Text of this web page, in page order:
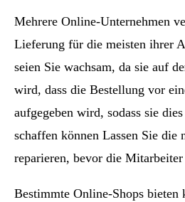
Mehrere Online-Unternehmen
Lieferung für die meisten ihrer
seien Sie wachsam, da sie auf
wird, dass die Bestellung vor
aufgegeben wird, sodass sie
schaffen können Lassen Sie die
reparieren, bevor die
Bestimmte Online-Shops bieten